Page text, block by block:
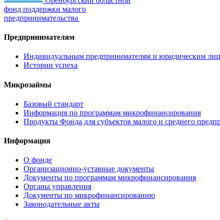
фонд поддержки малого
предпринимательства
Предпринимателям
Индивидуальным предпринимателям и юридическим
Истории успеха
Микрозаймы
Базовый стандарт
Информация по программам микрофинансирования
Продукты Фонда для субъектов малого и среднего
Информация
О фонде
Организационно-уставные документы
Документы по программам микрофинансирования
Органы управления
Документы по микрофинансированию
Законодательные акты